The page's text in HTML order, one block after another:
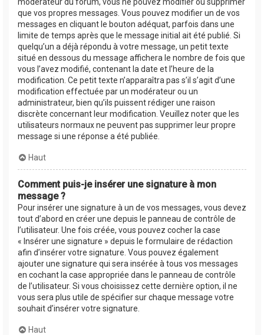
que vos propres messages. Vous pouvez modifier un de vos
messages en cliquant le bouton adéquat, parfois dans une
limite de temps après que le message initial ait été publié. Si
quelqu’un a déjà répondu à votre message, un petit texte
situé en dessous du message affichera le nombre de fois que
vous l’avez modifié, contenant la date et l’heure de la
modification. Ce petit texte n’apparaîtra pas s’il s’agit d’une
modification effectuée par un modérateur ou un
administrateur, bien qu’ils puissent rédiger une raison
discrète concernant leur modification. Veuillez noter que les
utilisateurs normaux ne peuvent pas supprimer leur propre
message si une réponse a été publiée.
Haut
Comment puis-je insérer une signature à mon
message ?
Pour insérer une signature à un de vos messages, vous devez
tout d’abord en créer une depuis le panneau de contrôle de
l’utilisateur. Une fois créée, vous pouvez cocher la case
« Insérer une signature » depuis le formulaire de rédaction
afin d’insérer votre signature. Vous pouvez également
ajouter une signature qui sera insérée à tous vos messages
en cochant la case appropriée dans le panneau de contrôle
de l’utilisateur. Si vous choisissez cette dernière option, il ne
vous sera plus utile de spécifier sur chaque message votre
souhait d’insérer votre signature.
Haut